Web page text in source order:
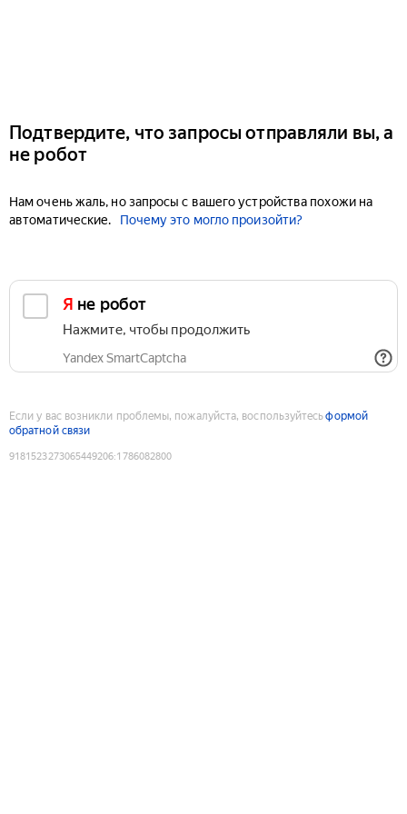
Подтвердите, что запросы отправляли вы, а
не робот
Нам очень жаль, но запросы с вашего устройства похожи на
автоматические.
Почему это могло произойти?
Я не робот
Нажмите, чтобы продолжить
Yandex SmartCaptcha
Если у вас возникли проблемы, пожалуйста, воспользуйтесьформой
обратной связи
9181523273065449206:1786082800